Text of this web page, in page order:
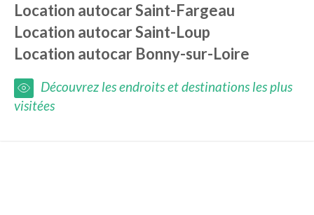
Location autocarSaint-Fargeau
Location autocarSaint-Loup
Location autocar Bonny-sur-Loire
Découvrez les endroits et destinations les plus
visitées